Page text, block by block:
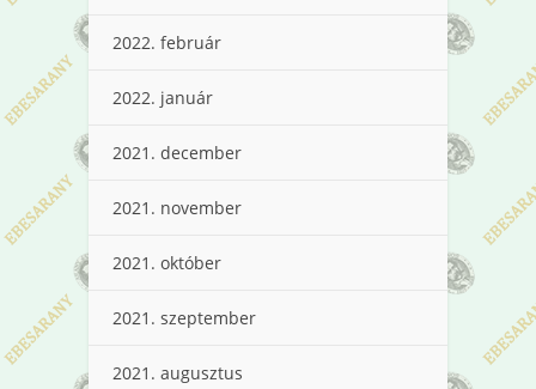
2022. február
2022. január
2021. december
2021. november
2021. október
2021. szeptember
2021. augusztus